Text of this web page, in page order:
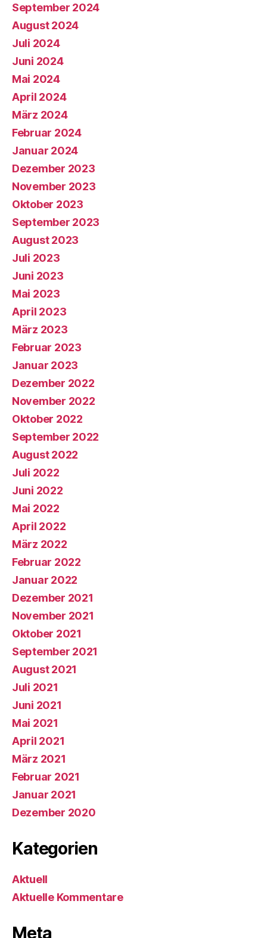
September 2024
August 2024
Juli 2024
Juni 2024
Mai 2024
April 2024
März 2024
Februar 2024
Januar 2024
Dezember 2023
November 2023
Oktober 2023
September 2023
August 2023
Juli 2023
Juni 2023
Mai 2023
April 2023
März 2023
Februar 2023
Januar 2023
Dezember 2022
November 2022
Oktober 2022
September 2022
August 2022
Juli 2022
Juni 2022
Mai 2022
April 2022
März 2022
Februar 2022
Januar 2022
Dezember 2021
November 2021
Oktober 2021
September 2021
August 2021
Juli 2021
Juni 2021
Mai 2021
April 2021
März 2021
Februar 2021
Januar 2021
Dezember 2020
Kategorien
Aktuell
Aktuelle Kommentare
Meta